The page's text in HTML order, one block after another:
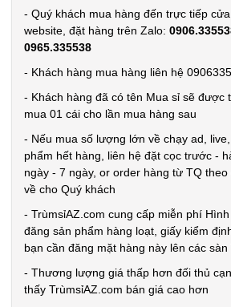
- Quý khách mua hàng đến trực tiếp
website, đặt hàng trên Zalo:
0965.335538
- Khách hàng mua hàng liên hệ
- Khách hàng đã có tên Mua sỉ sẽ được
mua 01 cái cho lần mua hàng sau
- Nếu mua số lượng lớn về chạy ad,
phẩm hết hàng, liên hệ đặt cọc trước -
ngày - 7 ngày, or order hàng từ TQ
về cho Quý khách
- TrùmsỉAZ.com cung cấp miễn phí
đăng sản phẩm hàng loạt, giấy kiểm
bạn cần đăng mặt hàng này lên các
- Thương lượng giá thấp hơn đối thủ
thấy TrùmsỉAZ.com bán giá cao hơn